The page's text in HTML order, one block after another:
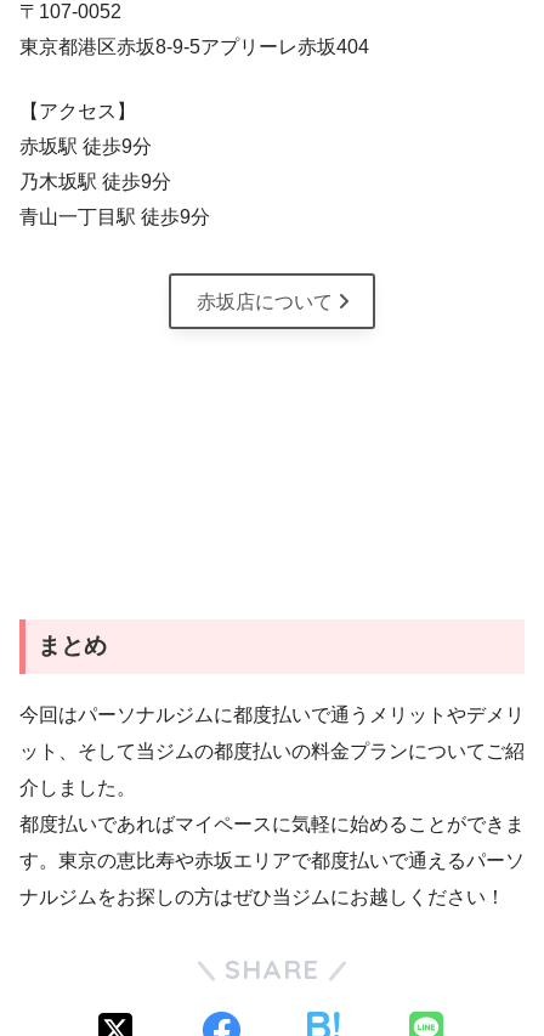
〒107-0052
東京都港区赤坂8-9-5アプリーレ赤坂404
【アクセス】
赤坂駅 徒歩9分
乃木坂駅 徒歩9分
青山一丁目駅 徒歩9分
赤坂店について
まとめ
今回はパーソナルジムに都度払いで通うメリットやデメリ
ット、そして当ジムの都度払いの料金プランについてご紹
介しました。
都度払いであればマイペースに気軽に始めることができま
す。東京の恵比寿や赤坂エリアで都度払いで通えるパーソ
ナルジムをお探しの方はぜひ当ジムにお越しください！
SHARE